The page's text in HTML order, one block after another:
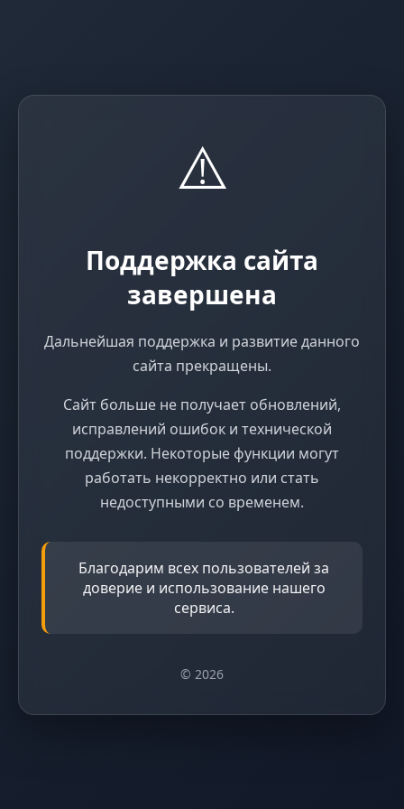
⚠️
Поддержка сайта
завершена
Дальнейшая поддержка и развитие данного
сайта прекращены.
Сайт больше не получает обновлений,
исправлений ошибок и технической
поддержки. Некоторые функции могут
работать некорректно или стать
недоступными со временем.
Благодарим всех пользователей за
доверие и использование нашего
сервиса.
© 2026